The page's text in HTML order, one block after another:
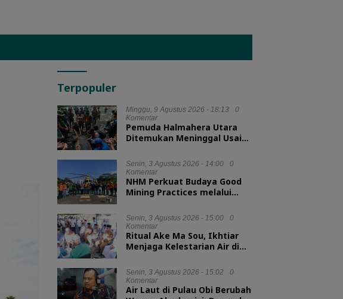
Terpopuler
Minggu, 9 Agustus 2026 - 18:13
0
Komentar
Pemuda Halmahera Utara
Ditemukan Meninggal Usai
Jembatan Alam
Senin, 3 Agustus 2026 - 14:00
0
Komentar
NHM Perkuat Budaya Good
Mining Practices melalui
Senin, 3 Agustus 2026 - 15:00
0
Komentar
Ritual Ake Ma Sou, Ikhtiar
Menjaga Kelestarian Air di
Senin, 3 Agustus 2026 - 15:02
0
Komentar
Air Laut di Pulau Obi Berubah